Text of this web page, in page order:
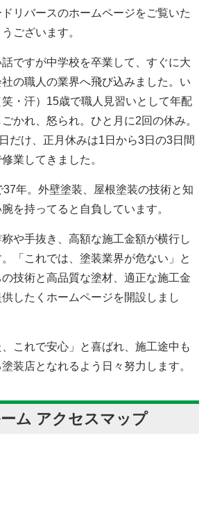
リバースのホームページをご覧いた
ございます。
ですが中学校を卒業して、すぐに大
の職人の業界へ飛び込みました。い
・汗）15歳で職人見習いとして年配
かれ、怒られ。ひと月に2回の休み。
だけ、正月休みは1日から3日の3日間
業してきました。
年。外壁塗装、屋根塗装の技術と知
を持ってると自負しています。
や手抜き、高額な施工金額が横行し
「これでは、塗装業界が危ない」と
技術と高品質な塗材、適正な施工金
したくホームページを開設しまし
、これで安心」と喜ばれ、施工途中も
装店となれるよう日々努力します。
ム アクセスマップ